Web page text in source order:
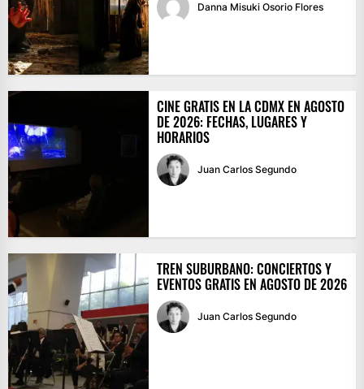
Danna Misuki Osorio Flores
CINE GRATIS EN LA CDMX EN AGOSTO
DE 2026: FECHAS, LUGARES Y
HORARIOS
Juan Carlos Segundo
TREN SUBURBANO: CONCIERTOS Y
EVENTOS GRATIS EN AGOSTO DE 2026
Juan Carlos Segundo